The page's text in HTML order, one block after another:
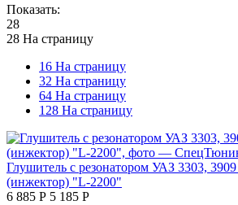
Показать:
28
28 На страницу
16 На страницу
32 На страницу
64 На страницу
128 На страницу
Глушитель с резонатором УАЗ 3303,
(инжектор) "L-2200"
6 885 Р 5 185 Р